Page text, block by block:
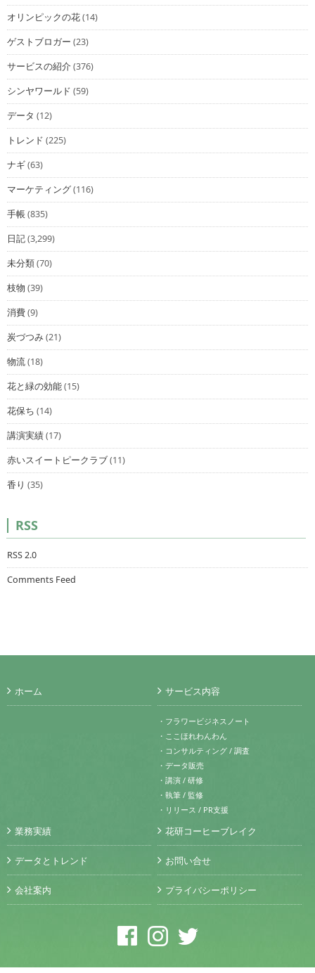
オリンピックの花(14)
ゲストブロガー (23)
サービスの紹介(376)
シンヤワールド (59)
データ (12)
トレンド (225)
ナギ(63)
マーケティング(116)
手帳(835)
日記(3,299)
未分類(70)
枝物 (39)
消費(9)
炭づつみ(21)
物流(18)
花と緑の効能(15)
花保ち (14)
講演実績(17)
赤いスイートピークラブ(11)
香り (35)
RSS
RSS 2.0
Comments Feed
ホーム サービス内容
・フラワービジネスノート
・ここほれわんわん
・コンサルティング / 調査
・データ販売
・講演 / 研修
・執筆 / 監修
・リリース / PR支援
業務実績
データとトレンド
会社案内
花研コーヒーブレイク
お問い合せ
プライバシーポリシー